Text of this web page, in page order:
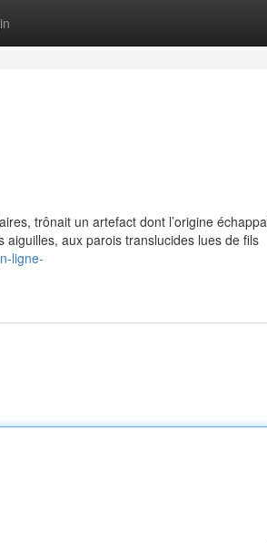
trônait un artefact dont l’origine
aux parois translucides lues de fils
ligne-